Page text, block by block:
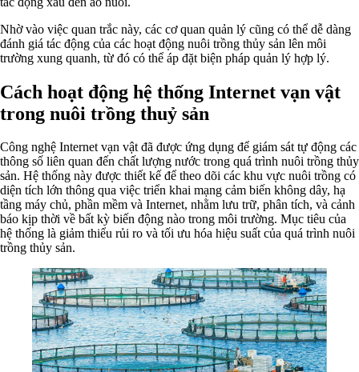
Nhờ vào việc quan trắc này, các cơ quan quản lý cũng có thể dễ dàng
đánh giá tác động của các hoạt động nuôi trồng thủy sản lên môi
trường xung quanh, từ đó có thể áp đặt biện pháp quản lý hợp lý.
Cách hoạt động hệ thống Internet vạn vật
trong nuôi trồng thuỷ sản
Công nghệ Internet vạn vật đã được ứng dụng để giám sát tự động các
thông số liên quan đến chất lượng nước trong quá trình nuôi trồng thủy
sản. Hệ thống này được thiết kế để theo dõi các khu vực nuôi trồng có
diện tích lớn thông qua việc triển khai mạng cảm biến không dây, hạ
tầng máy chủ, phần mềm và Internet, nhằm lưu trữ, phân tích, và cảnh
báo kịp thời về bất kỳ biến động nào trong môi trường. Mục tiêu của
hệ thống là giảm thiểu rủi ro và tối ưu hóa hiệu suất của quá trình nuôi
trồng thủy sản.